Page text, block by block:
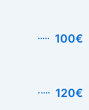
100€
120€